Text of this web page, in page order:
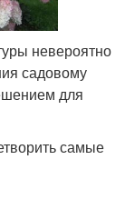
невероятно
садовому
для
самые